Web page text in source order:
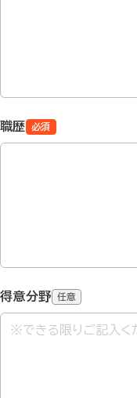
職歴 必須
得意分野 任意